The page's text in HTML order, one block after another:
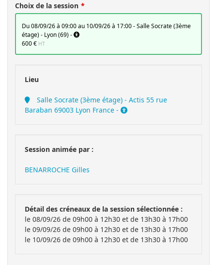
Choix de la session
du 08/09/26 à 09:00 au 10/09/26 à 17:00 - Salle Socrate (3ème
étage) - Lyon (69) -
600 € HT
Lieu
Baraban 69003 Lyon France -
Session animée par :
BENARROCHE Gilles
Détail des créneaux de la session sélectionnée :
le 08/09/26 de 09h00 à 12h30 et de 13h30 à 17h00
le 09/09/26 de 09h00 à 12h30 et de 13h30 à 17h00
le 10/09/26 de 09h00 à 12h30 et de 13h30 à 17h00